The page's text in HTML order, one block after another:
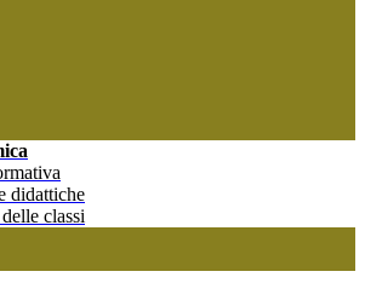
didattiche
classi